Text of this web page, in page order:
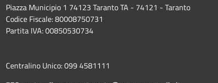
Piazza Municipio 1 74123 Taranto TA - 74121 - Taranto
Codice Fiscale: 80008750731
Partita IVA: 00850530734
Centralino Unico: 099 4581111